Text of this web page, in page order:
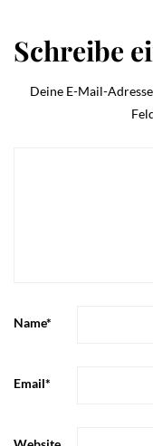
Schreibe
Deine E-Mail-
Name*
Email*